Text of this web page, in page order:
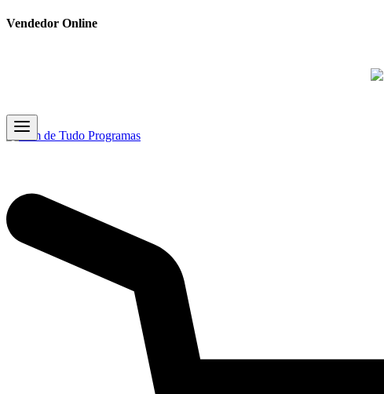
Vendedor Online